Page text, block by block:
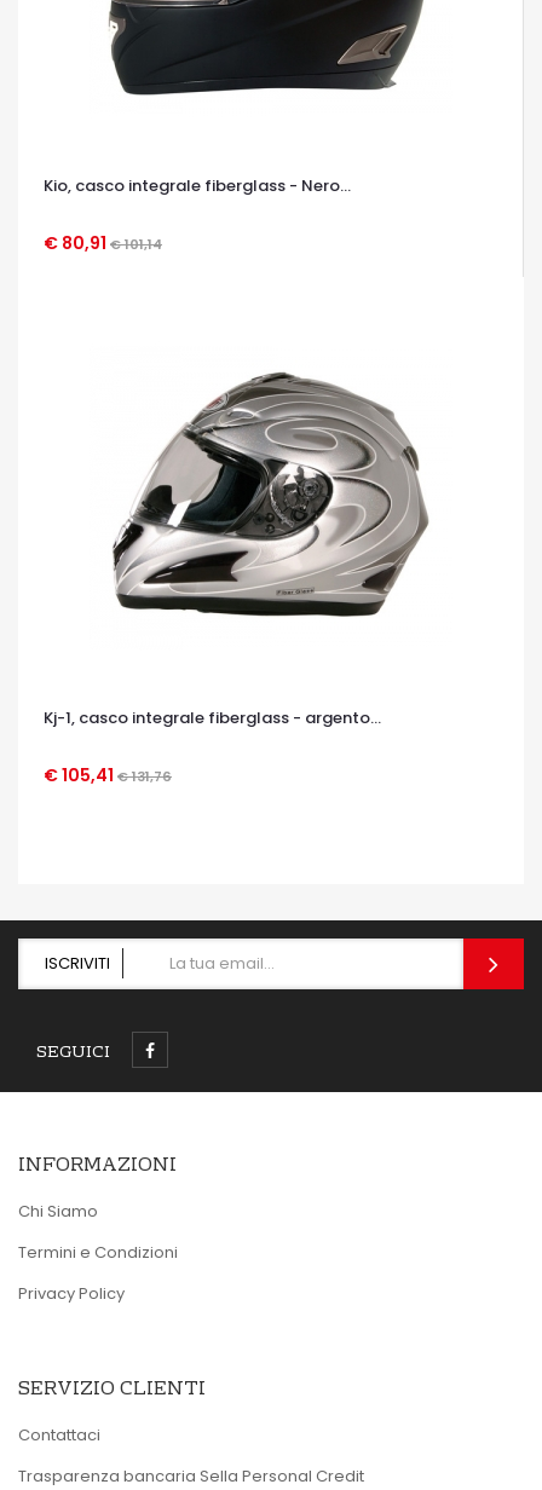
Kio, casco integrale fiberglass - Nero...
€ 80,91 € 101,14
OCCHIATA VELOCE
Kj-1, casco integrale fiberglass - argento...
€ 105,41 € 131,76
OCCHIATA VELOCE
ISCRIVITI
SEGUICI
INFORMAZIONI
Chi Siamo
Termini e Condizioni
Privacy Policy
SERVIZIO CLIENTI
Contattaci
Trasparenza bancaria Sella Personal Credit